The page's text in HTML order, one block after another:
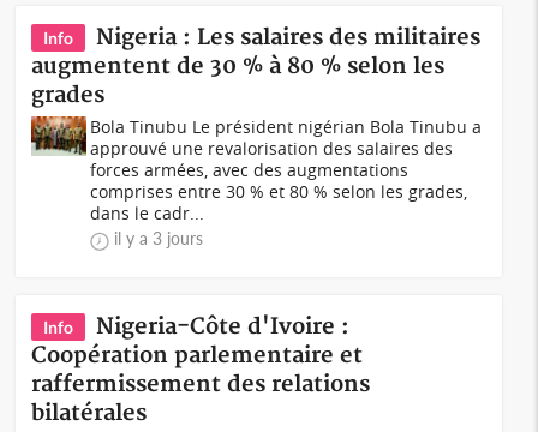
Info
Nigeria : Les salaires des militaires
augmentent de 30 % à 80 % selon les
grades
Bola Tinubu Le président nigérian Bola Tinubu a
approuvé une revalorisation des salaires des
forces armées, avec des augmentations
comprises entre 30 % et 80 % selon les grades,
dans le cadr...
il y a 3 jours
Info
Nigeria-Côte d'Ivoire :
Coopération parlementaire et
raffermissement des relations
bilatérales